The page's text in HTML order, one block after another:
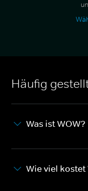
Häufig
Was ist WOW?
Wie viel kostet